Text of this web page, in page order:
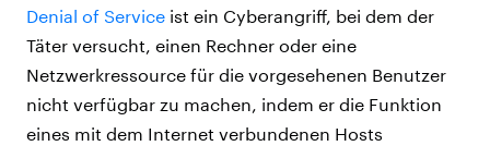
Denial of Service ist ein Cyberangriff, bei dem der
Täter versucht, einen Rechner oder eine
Netzwerkressource für die vorgesehenen Benutzer
nicht verfügbar zu machen, indem er die Funktion
eines mit dem Internet verbundenen Hosts